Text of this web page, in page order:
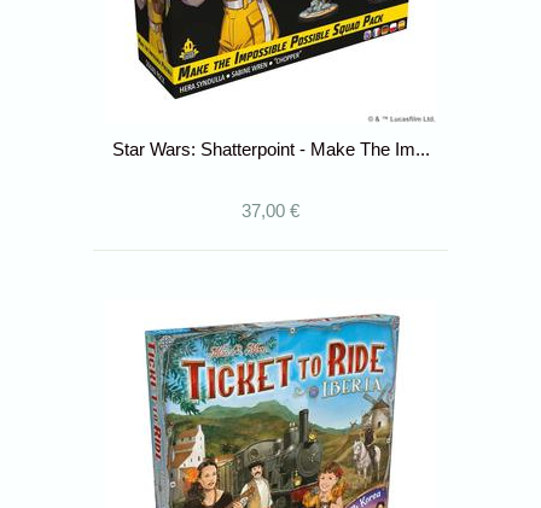
Star Wars: Shatterpoint - Make The Im...
37,00 €